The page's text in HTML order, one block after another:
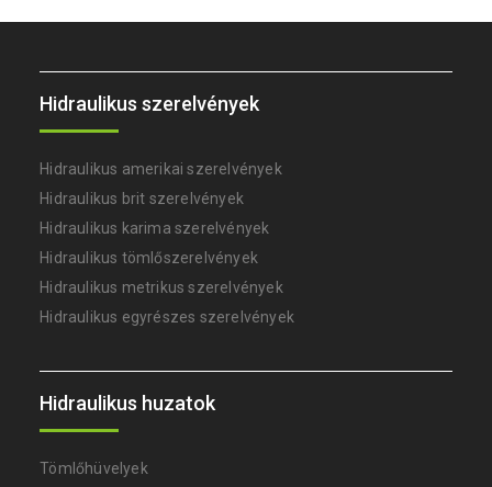
Hidraulikus szerelvények
Hidraulikus amerikai szerelvények
Hidraulikus brit szerelvények
Hidraulikus karima szerelvények
Hidraulikus tömlőszerelvények
Hidraulikus metrikus szerelvények
Hidraulikus egyrészes szerelvények
Hidraulikus huzatok
Tömlőhüvelyek